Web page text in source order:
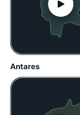
Antares